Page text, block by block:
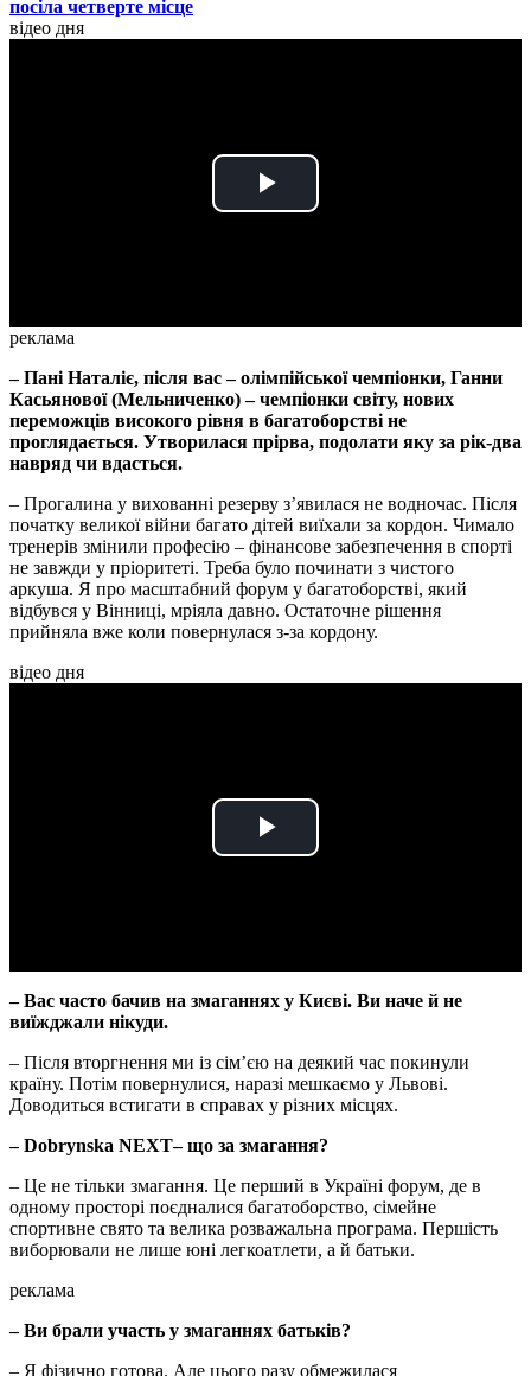
посіла четверте місце
відео дня
Play
реклама
– Пані Наталіє, після вас – олімпійської чемпіонки, Ганни
Касьянової (Мельниченко) – чемпіонки світу, нових
переможців високого рівня в багатоборстві не
проглядається. Утворилася прірва, подолати яку за рік-два
навряд чи вдасться.
– Прогалина у вихованні резерву з’явилася не водночас. Після
початку великої війни багато дітей виїхали за кордон. Чимало
тренерів змінили професію – фінансове забезпечення в спорті
не завжди у пріоритеті. Треба було починати з чистого
аркуша. Я про масштабний форум у багатоборстві, який
відбувся у Вінниці, мріяла давно. Остаточне рішення
прийняла вже коли повернулася з-за кордону.
відео дня
Play
– Вас часто бачив на змаганнях у Києві. Ви наче й не
виїжджали нікуди.
– Після вторгнення ми із сім’єю на деякий час покинули
країну. Потім повернулися, наразі мешкаємо у Львові.
Доводиться встигати в справах у різних місцях.
– Dobrynska NEXT– що за змагання?
– Це не тільки змагання. Це перший в Україні форум, де в
одному просторі поєдналися багатоборство, сімейне
спортивне свято та велика розважальна програма. Першість
виборювали не лише юні легкоатлети, а й батьки.
реклама
– Ви брали участь у змаганнях батьків?
– Я фізично готова. Але цього разу обмежилася